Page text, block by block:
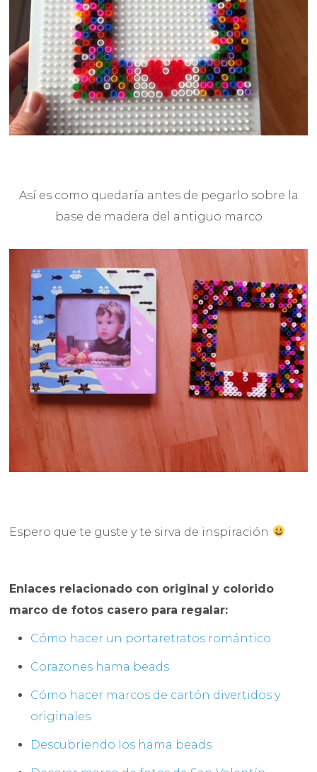
Así es como quedaría antes de pegarlo sobre la
base de madera del antiguo marco
Espero que te guste y te sirva de inspiración
Enlaces relacionado con original y colorido
marco de fotos casero para regalar:
Cómo hacer un portaretratos romántico
Corazones hama beads
Cómo hacer marcos de cartón divertidos y
originales
Descubriendo los hama beads